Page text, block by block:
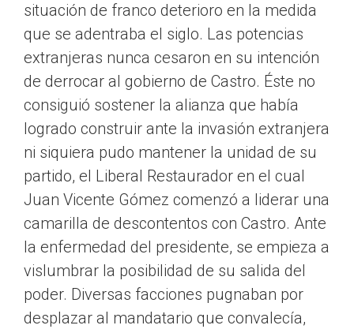
situación de franco deterioro en la medida
que se adentraba el siglo. Las potencias
extranjeras nunca cesaron en su intención
de derrocar al gobierno de Castro. Éste no
consiguió sostener la alianza que había
logrado construir ante la invasión extranjera
ni siquiera pudo mantener la unidad de su
partido, el Liberal Restaurador en el cual
Juan Vicente Gómez comenzó a liderar una
camarilla de descontentos con Castro. Ante
la enfermedad del presidente, se empieza a
vislumbrar la posibilidad de su salida del
poder. Diversas facciones pugnaban por
desplazar al mandatario que convalecía,